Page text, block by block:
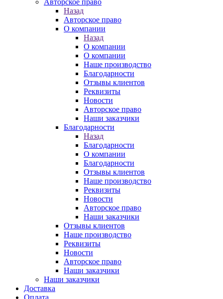
Назад
Авторское право
О компании
Назад
О компании
О компании
Наше производство
Благодарности
Отзывы клиентов
Реквизиты
Новости
Авторское право
Наши заказчики
Благодарности
Назад
Благодарности
О компании
Благодарности
Отзывы клиентов
Наше производство
Реквизиты
Новости
Авторское право
Наши заказчики
Отзывы клиентов
Наше производство
Реквизиты
Новости
Авторское право
Наши заказчики
Наши заказчики
Доставка
Оплата